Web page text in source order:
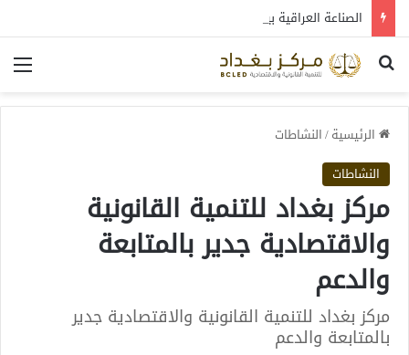
بحث عن
الرئيسية/النشاطات
النشاطات
مركز بغداد للتنمية القانونية
والاقتصادية جدير بالمتابعة
والدعم
مركز بغداد للتنمية القانونية والاقتصادية جدير
بالمتابعة والدعم